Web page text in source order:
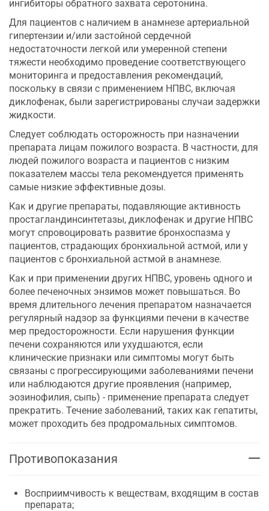
ингибиторы обратного захвата серотонина.
Для пациентов с наличием в анамнезе артериальной
гипертензии и/или застойной сердечной
недостаточности легкой или умеренной степени
тяжести необходимо проведение соответствующего
мониторинга и предоставления рекомендаций,
поскольку в связи с применением НПВС, включая
диклофенак, были зарегистрированы случаи задержки
жидкости.
Следует соблюдать осторожность при назначении
препарата лицам пожилого возраста. В частности, для
людей пожилого возраста и пациентов с низким
показателем массы тела рекомендуется применять
самые низкие эффективные дозы.
Как и другие препараты, подавляющие активность
простагландинсинтетазы, диклофенак и другие НПВС
могут спровоцировать развитие бронхоспазма у
пациентов, страдающих бронхиальной астмой, или у
пациентов с бронхиальной астмой в анамнезе.
Как и при применении других НПВС, уровень одного и
более печеночных энзимов может повышаться. Во
время длительного лечения препаратом назначается
регулярный надзор за функциями печени в качестве
мер предосторожности. Если нарушения функции
печени сохраняются или ухудшаются, если
клинические признаки или симптомы могут быть
связаны с прогрессирующими заболеваниями печени
или наблюдаются другие проявления (например,
эозинофилия, сыпь) - применение препарата следует
прекратить. Течение заболеваний, таких как гепатиты,
может проходить без продромальных симптомов.
Противопоказания
Восприимчивость к веществам, входящим в состав
препарата;